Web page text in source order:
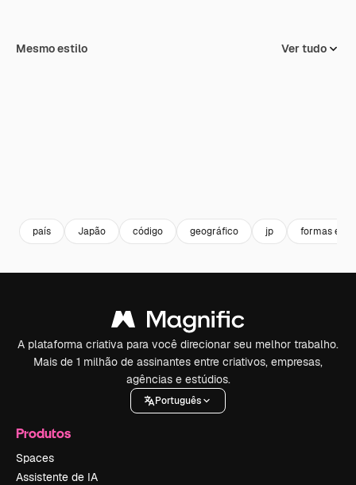
Mesmo estilo Ver tudo
país Japão código geográfico jp formas e
A plataforma criativa para você direcionar seu melhor trabalho.
Mais de 1 milhão de assinantes entre criativos, empresas,
agências e estúdios.
Português
Produtos
Spaces
Assistente de IA